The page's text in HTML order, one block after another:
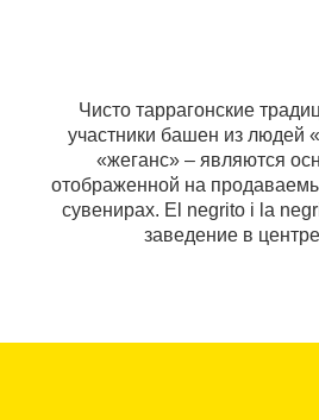
Чисто таррагонские
участники башен из людей
«жеганс» – являются
отображенной на
сувенирах. El negrito i la
заведение в